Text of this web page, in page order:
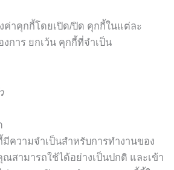
ค่าคุกกี้โดยเปิด/ปิด คุกกี้ในแต่ละ
การ ยกเว้น คุกกี้ที่จำเป็น
ความจำเป็นสำหรับการทำงานของ
ณสามารถใช้ได้อย่างเป็นปกติ และเข้า